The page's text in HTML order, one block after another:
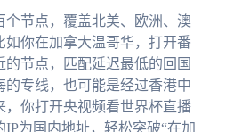
个节点，覆盖北美、欧洲、澳
如你在加拿大温哥华，打开番
节点，匹配延迟最低的回国
专线，也可能是经过香港中
，你打开央视频看世界杯直播
为国内地址，轻松突破“在加